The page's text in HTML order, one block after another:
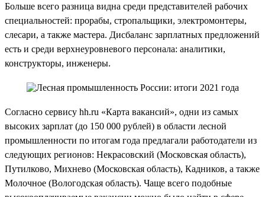
Больше всего разница видна среди представителей рабочих
специальностей: прорабы, стропальщики, электромонтеры,
слесари, а также мастера. Дисбаланс зарплатных предложений
есть и среди верхнеуровневого персонала: аналитики,
конструкторы, инженеры.
Согласно сервису hh.ru «Карта вакансий», одни из самых
высоких зарплат (до 150 000 рублей) в области лесной
промышленности по итогам года предлагали работодатели из
следующих регионов: Некрасовский (Московская область),
Путилково, Михнево (Московская область), Кадников, а также
Молочное (Вологодская область). Чаще всего подобные